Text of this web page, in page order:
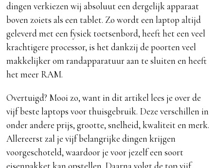
dingen verkiezen wij absoluut een dergelijk apparaat
boven zoiets als een tablet. Zo wordt een laptop altijd
geleverd met een fysiek toetsenbord, heeft het een veel
krachtigere processor, is het dankzij de poorten veel
makkelijker om randapparatuur aan te sluiten en heeft
het meer RAM.
Overtuigd? Mooi zo, want in dit artikel lees je over de
vijf beste laptops voor thuisgebruik. Deze verschillen in
onder andere prijs, grootte, snelheid, kwaliteit en merk.
Allereerst zal je vijf belangrijke dingen krijgen
voorgeschoteld, waardoor je voor jezelf een soort